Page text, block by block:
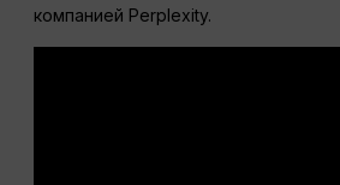
компанией Perplexity.